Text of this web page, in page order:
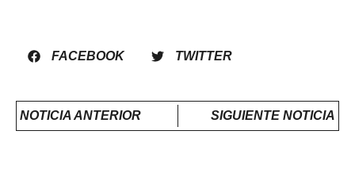
FACEBOOK TWITTER
NOTICIA ANTERIOR SIGUIENTE NOTICIA